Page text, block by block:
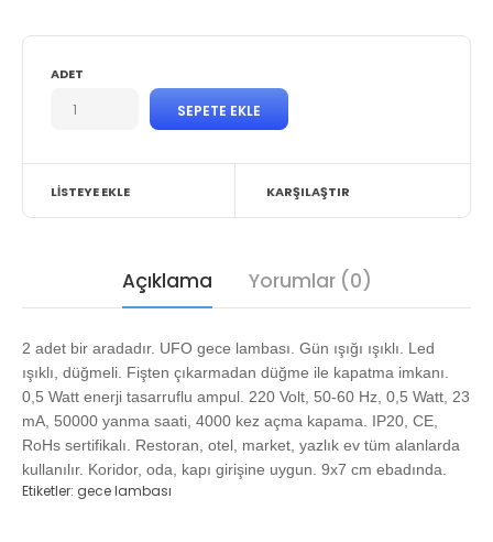
ADET
LISTEYE EKLE KARŞILAŞTIR
Açıklama Yorumlar (0)
2 adet bir aradadır. UFO gece lambası. Gün ışığı ışıklı. Led
ışıklı, düğmeli. Fişten çıkarmadan düğme ile kapatma imkanı.
0,5 Watt enerji tasarruflu ampul. 220 Volt, 50-60 Hz, 0,5 Watt, 23
mA, 50000 yanma saati, 4000 kez açma kapama. IP20, CE,
RoHs sertifikalı. Restoran, otel, market, yazlık ev tüm alanlarda
kullanılır. Koridor, oda, kapı girişine uygun. 9x7 cm ebadında.
Etiketler: gece lambası